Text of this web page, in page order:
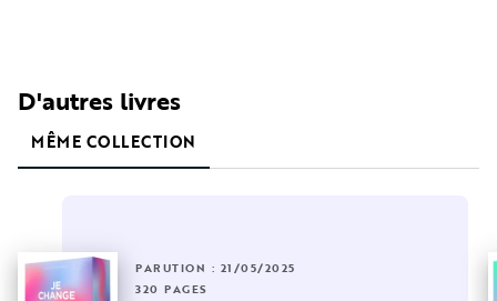
D'autres livres
MÊME COLLECTION
PARUTION : 21/05/2025
320 PAGES